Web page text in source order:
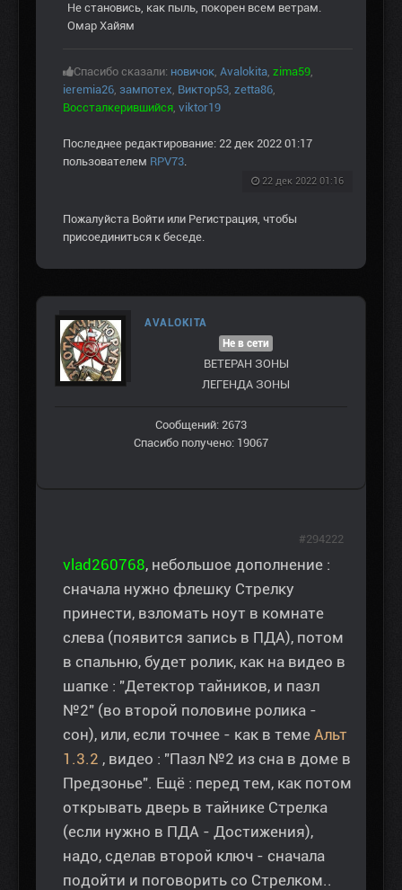
Не становись, как пыль, покорен всем ветрам.
Омар Хайям
Спасибо сказали: новичок, Avalokita, zima59,
ieremia26, зампотех, Виктор53, zetta86,
Воссталкерившийся, viktor19
Последнее редактирование: 22 дек 2022 01:17
пользователем RPV73.
22 дек 2022 01:16
Пожалуйста Войти или Регистрация, чтобы
присоединиться к беседе.
AVALOKITA
Не в сети
ВЕТЕРАН ЗOНЫ
ЛЕГЕНДА ЗОНЫ
Сообщений: 2673
Спасибо получено: 19067
vlad260768, небольшое дополнение :
сначала нужно флешку Стрелку
принести, взломать ноут в комнате
слева (появится запись в ПДА), потом
в спальню, будет ролик, как на видео в
шапке : "Детектор тайников, и пазл
№2" (во второй половине ролика -
сон), или, если точнее - как в теме Альт
1.3.2 , видео : "Пазл №2 из сна в доме в
Предзонье". Ещё : перед тем, как потом
открывать дверь в тайнике Стрелка
(если нужно в ПДА - Достижения),
надо, сделав второй ключ - сначала
подойти и поговорить со Стрелком..
#294222